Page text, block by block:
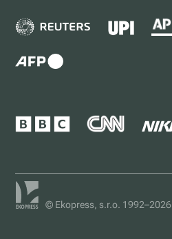
© Ekopress, s.r.o. 1992–2026